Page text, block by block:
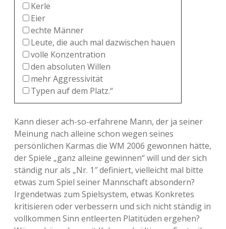
Kerle
Eier
echte Männer
Leute, die auch mal dazwischen hauen
volle Konzentration
den absoluten Willen
mehr Aggressivität
Typen auf dem Platz.“
Kann dieser ach-so-erfahrene Mann, der ja seiner
Meinung nach alleine schon wegen seines
persönlichen Karmas die WM 2006 gewonnen hätte,
der Spiele „ganz alleine gewinnen“ will und der sich
ständig nur als „Nr. 1″ definiert, vielleicht mal bitte
etwas zum Spiel seiner Mannschaft absondern?
Irgendetwas zum Spielsystem, etwas Konkretes
kritisieren oder verbessern und sich nicht ständig in
vollkommen Sinn entleerten Platitüden ergehen?